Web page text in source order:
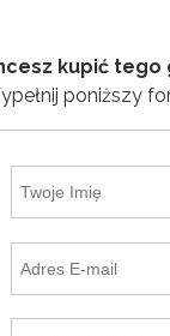
kupić tego
poniższy